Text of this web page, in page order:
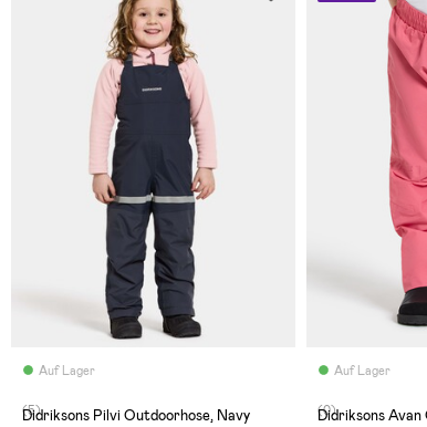
Auf Lager
(5)
Didriksons Pilvi Outdoorhose, Navy
Auf Lager
(0)
Didriksons